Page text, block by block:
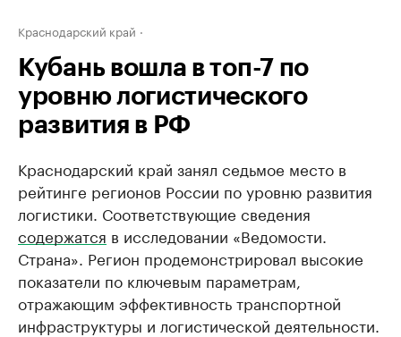
Краснодарский край
Кубань вошла в топ-7 по
уровню логистического
развития в РФ
Краснодарский край занял седьмое место в
рейтинге регионов России по уровню развития
логистики. Соответствующие сведения
содержатся в исследовании «Ведомости.
Страна». Регион продемонстрировал высокие
показатели по ключевым параметрам,
отражающим эффективность транспортной
инфраструктуры и логистической деятельности.